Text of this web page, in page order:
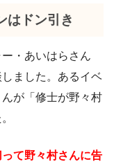
はドン引き
・あいはらさん
ました。あるイベ
が「修士が野々村
て野々村さんに告